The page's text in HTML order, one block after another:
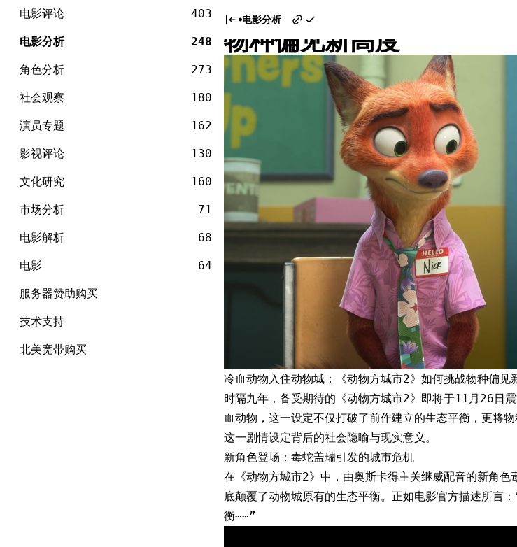
Skip
content
电影评论 403
电影分析 248
角色分析 273
社会观察 180
演员专题 162
影视评论 130
文化研究 160
市场分析 71
电影解析 68
电影 64
服务器赞助购买
技术支持
北美宽带购买
电影分析
冷血动物入住动物城：《
物种偏见新高度
冷血动物入住动物城：《动物方城市2》如何挑战物种偏见
时隔九年，备受期待的《动物方城市2》即将于11月26日
血动物，这一设定不仅打破了前作建立的生态平衡，更将
这一剧情设定背后的社会隐喻与现实意义。
新角色登场：毒蛇盖瑞引发的城市危机
在《动物方城市2》中，由奥斯卡得主关继威配音的新角
底颠覆了动物城原有的生态平衡。正如电影官方描述所言
衡⋯⋯”